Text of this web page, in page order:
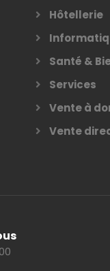
Hôtellerie
Santé &
Services
Vente à
Vente